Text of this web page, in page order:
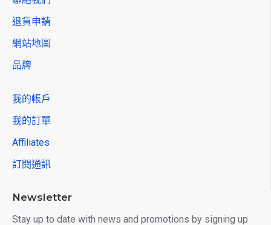
退貨申請
網站地圖
品牌
我的帳戶
我的訂單
Affiliates
訂閱通訊
Newsletter
Stay up to date with news and promotions by signing up